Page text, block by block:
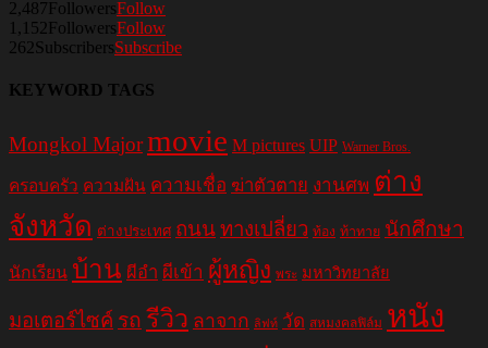
2,487FollowersFollow
1,152FollowersFollow
262SubscribersSubscribe
KEYWORD TAGS
Mongkol Majormovie M pictures UIP Warner Bros.
ครอบครัว ความฝัน ความเชื่อ ฆ่าตัวตาย งานศพ ต่าง
จังหวัด ต่างประเทศ ถนนทางเปลี่ยว ท้อง ท้าทาย นักศึกษา
นักเรียน บ้าน ผีอำ ผีเข้า ผู้หญิง พระ มหาวิทยาลัย
มอเตอร์ไซค์ รถ รีวิว ลาจาก ลิฟท์ วัด สหมงคลฟิล์ม หนัง